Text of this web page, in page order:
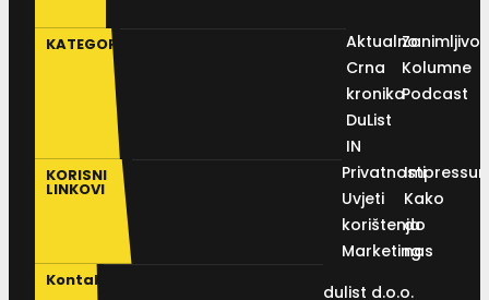
KATEGORIJE
Aktualno
Crna
kronika
DuList
IN
Kolumne
Podcast
KORISNI
LINKOVI
Privatnosti
Uvjeti
korištenja
Marketing
Kako
do
nas
Kontakt
dulist d.o.o.